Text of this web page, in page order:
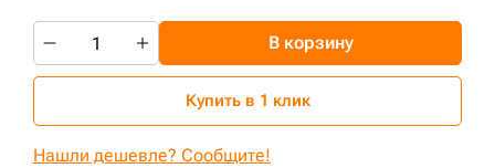
В корзину
Купить в 1 клик
Нашли дешевле? Сообщите!